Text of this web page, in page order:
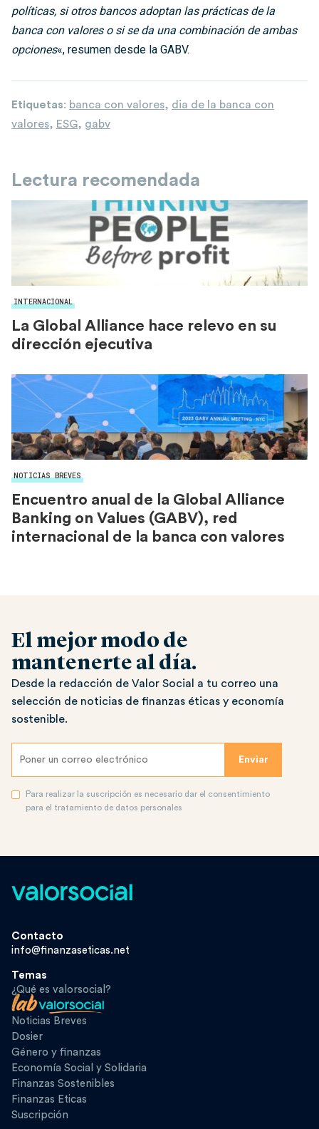
políticas, si otros bancos adoptan las prácticas de la
banca con valores o si se da una combinación de ambas
opciones«, resumen desde la GABV.
Etiquetas: banca con valores, dia de la banca con
valores, ESG, gabv
Lectura recomendada
INTERNACIONAL
La Global Alliance hace relevo en su
dirección ejecutiva
NOTICIAS BREVES
Encuentro anual de la Global Alliance
Banking on Values (GABV), red
internacional de la banca con valores
El mejor modo de
mantenerte al día.
Desde la redacción de Valor Social a tu correo una
selección de noticias de finanzas éticas y economía
sostenible.
Para realizar la suscripción es necesario dar el consentimiento
para el tratamiento de datos personales
Contacto
info@finanzaseticas.net
Temas
¿Qué es valorsocial?
Noticias Breves
Dosier
Género y finanzas
Economía Social y Solidaria
Finanzas Sostenibles
Finanzas Eticas
Suscripción